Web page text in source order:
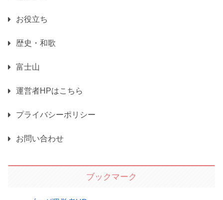
お役立ち
歴史・和歌
富士山
運営者HPはこちら
プライバシーポリシー
お問い合わせ
ブックマーク